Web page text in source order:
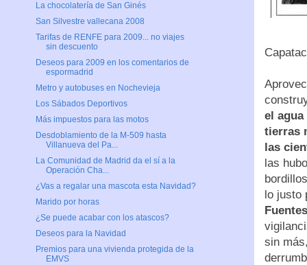
el
tierras
las
las
lo justo
Fuentes
sin
La chocolatería de San Ginés
San Silvestre vallecana 2008
Tarifas de RENFE para 2009... no viajes
sin descuento
Deseos para 2009 en los comentarios de
espormadrid
Metro y autobuses en Nochevieja
Los Sábados Deportivos
Más impuestos para las motos
Desdoblamiento de la M-509 hasta
Villanueva del Pa...
La Comunidad de Madrid da el sí a la
Operación Cha...
¿Vas a regalar una mascota esta Navidad?
Marido por horas
¿Se puede acabar con los atascos?
Deseos para la Navidad
Premios para una vivienda protegida de la
EMVS